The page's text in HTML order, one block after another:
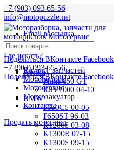
+7 (903) 093-65-56
info@motopuzzle.net
Email рассылка
Новости
Поделиться ВКонтакте Facebook
+7 (903) 093-65-56
Поделиться ВКонтакте Facebook
Где искать?
Aprilia
Mana 850 GT
RSV1000 04-10
BMW
F650CS 00-05
F650ST 96-03
K1200S 03-08
K1300R 07-15
K1300S 09-15
Каталог запчастей
Мотоподбор
Мотосервис
Мотоэвакуатор
Контакты
Продать мотоцикл